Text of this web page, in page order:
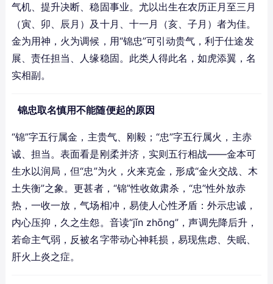
气机、提升决断、稳固事业。尤以出生在农历正月至三月
（寅、卯、辰月）及十月、十一月（亥、子月）者为佳。
金为用神，火为调候，用“锦忠”可引动贵气，利于仕途发
展、责任担当、人缘稳固。此类人得此名，如虎添翼，名
实相副。
锦忠取名慎用不能随便起的原因
“锦”字五行属金，主贵气、刚毅；“忠”字五行属火，主赤
诚、担当。表面看是刚柔并济，实则五行相战——金本可
生水以润局，但“忠”为火，火来克金，形成“金火交战、木
土失衡”之象。更甚者，“锦”性收敛肃杀，“忠”性外放赤
热，一收一放，气场相冲，易使人心性矛盾：外示忠诚，
内心压抑，久之生怨。音读“jǐn zhōng”，声调先降后升，
若命主气弱，反被名字带动心神耗损，易现焦虑、失眠、
肝火上炎之症。